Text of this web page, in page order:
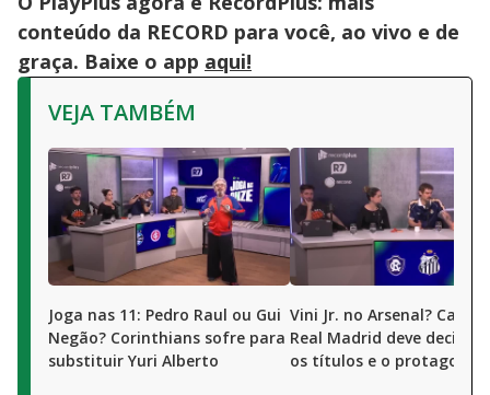
conteúdo da RECORD para você, ao vivo e de
graça. Baixe o app aqui!
VEJA TAMBÉM
Joga nas 11: Pedro Raul ou Gui
Negão? Corinthians sofre para
substituir Yuri Alberto
Vini Jr. no Arsenal?
Real Madrid deve decidir
os títulos e o